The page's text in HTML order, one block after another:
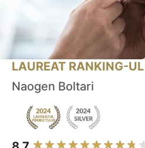
LAUREAT RANKING-
Naogen Boltari